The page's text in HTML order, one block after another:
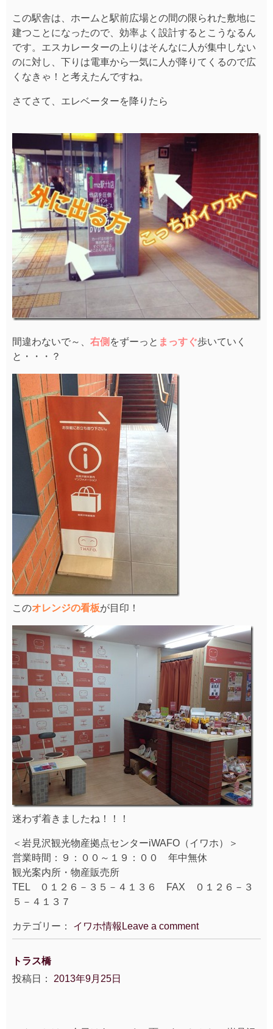
この駅舎は、ホームと駅前広場との間の限られた敷地に
建つことになったので、効率よく設計するとこうなるん
です。エスカレーターの上りはそんなに人が集中しない
のに対し、下りは電車から一気に人が降りてくるので広
くなきゃ！と考えたんですね。
さてさて、エレベーターを降りたら
間違わないで～、 右側 をずーっと まっすぐ歩いていく
と・・・？
このオレンジの看板が目印！
迷わず着きましたね！！！
＜岩見沢観光物産拠点センターiWAFO（イワホ）＞
営業時間：９：００～１９：００ 年中無休
観光案内所・物産販売所
TEL ０１２６－３５－４１３６ FAX ０１２６－３
５－４１３７
カテゴリー： イワホ情報 Leave a comment
トラス橋
投稿日： 2013年9月25日